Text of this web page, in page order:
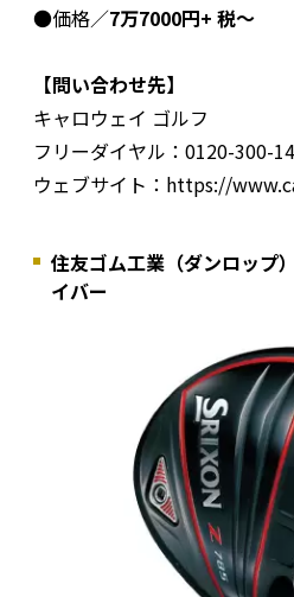
●価格／7万7000円+ 税～
【問い合わせ先】
キャロウェイ ゴルフ
フリーダイヤル：0120-300-
ウェブサイト：https://
住友ゴム工業（ダンロップ
イバー